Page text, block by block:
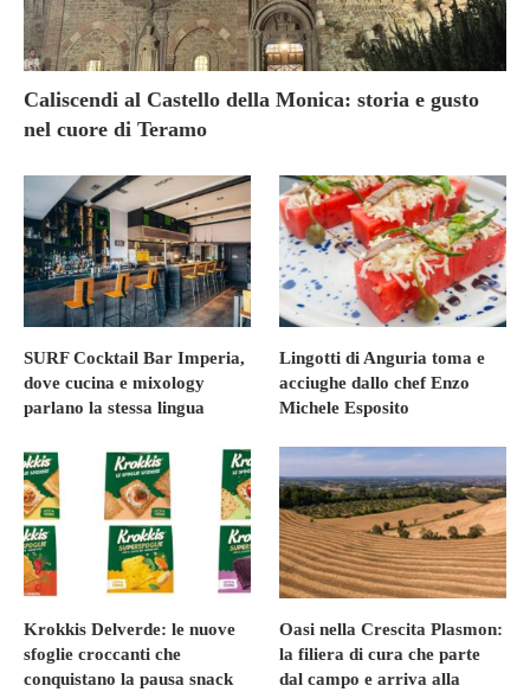
Caliscendi al Castello della Monica: storia e gusto
nel cuore di Teramo
SURF Cocktail Bar Imperia,
dove cucina e mixology
parlano la stessa lingua
Lingotti di Anguria toma e
acciughe dallo chef Enzo
Michele Esposito
Krokkis Delverde: le nuove
sfoglie croccanti che
conquistano la pausa snack
Oasi nella Crescita Plasmon:
la filiera di cura che parte
dal campo e arriva alla